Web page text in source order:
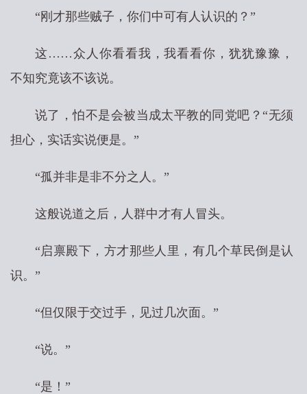
“刚才那些贼子，你们中可有人认识的？”
这……众人你看看我，我看看你，犹犹豫豫，
不知究竟该不该说。
说了，怕不是会被当成太平教的同党吧？“无须
担心，实话实说便是。”
“孤并非是非不分之人。”
这般说道之后，人群中才有人冒头。
“启禀殿下，方才那些人里，有几个草民倒是认
识。”
“但仅限于交过手，见过几次面。”
“说。”
“是！”